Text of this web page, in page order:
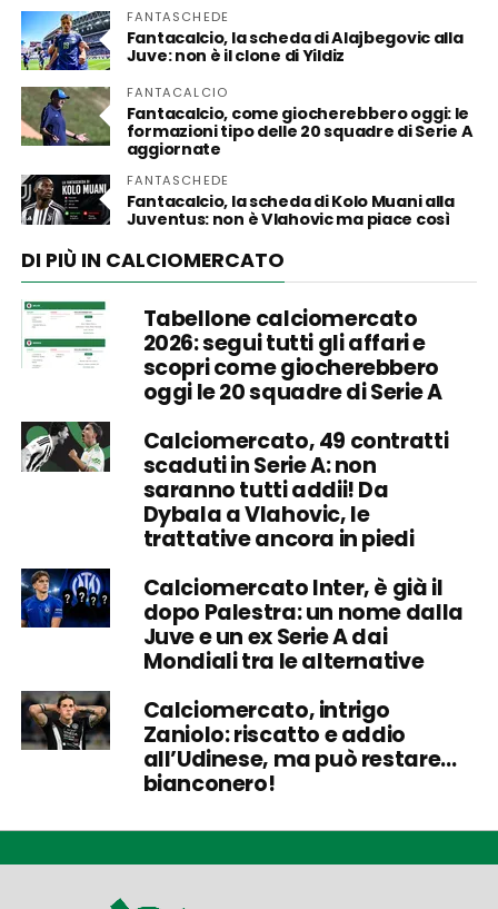
FANTASCHEDE
Fantacalcio, la scheda di Alajbegovic alla
Juve: non è il clone di Yildiz
FANTACALCIO
Fantacalcio, come giocherebbero oggi: le
formazioni tipo delle 20 squadre di Serie A
aggiornate
FANTASCHEDE
Fantacalcio, la scheda di Kolo Muani alla
Juventus: non è Vlahovic ma piace così
DI PIÙ IN CALCIOMERCATO
Tabellone calciomercato
2026: segui tutti gli affari e
scopri come giocherebbero
oggi le 20 squadre di Serie A
Calciomercato, 49 contratti
scaduti in Serie A: non
saranno tutti addii! Da
Dybala a Vlahovic, le
trattative ancora in piedi
Calciomercato Inter, è già il
dopo Palestra: un nome dalla
Juve e un ex Serie A dai
Mondiali tra le alternative
Calciomercato, intrigo
Zaniolo: riscatto e addio
all’Udinese, ma può restare…
bianconero!